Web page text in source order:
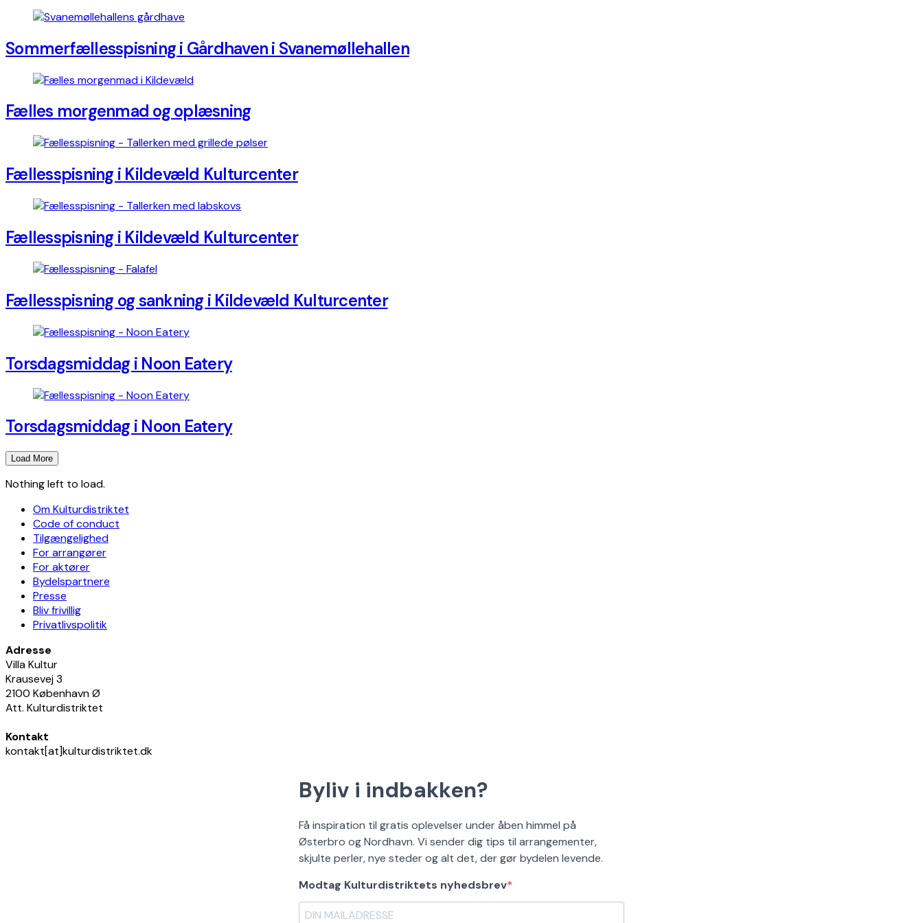
Sommerfællesspisning i Gårdhaven i Svanemøllehallen
Fælles morgenmad og oplæsning
Fællesspisning i Kildevæld Kulturcenter
Fællesspisning i Kildevæld Kulturcenter
Fællesspisning og sankning i Kildevæld Kulturcenter
Torsdagsmiddag i Noon Eatery
Torsdagsmiddag i Noon Eatery
Load More
Nothing left to load.
Om Kulturdistriktet
Code of conduct
Tilgængelighed
For arrangører
For aktører
Bydelspartnere
Presse
Bliv frivillig
Privatlivspolitik
Adresse
Villa Kultur
Krausevej 3
2100 København Ø
Att. Kulturdistriktet
Kontakt
kontakt[at]kulturdistriktet.dk
Byliv i indbakken?
Få inspiration til gratis oplevelser under åben himmel på
Østerbro og Nordhavn. Vi sender dig tips til arrangementer,
skjulte perler, nye steder og alt det, der gør bydelen levende.
Modtag Kulturdistriktets nyhedsbrev